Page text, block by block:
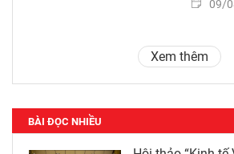
09/
Xem thêm
BÀI ĐỌC NHIỀU